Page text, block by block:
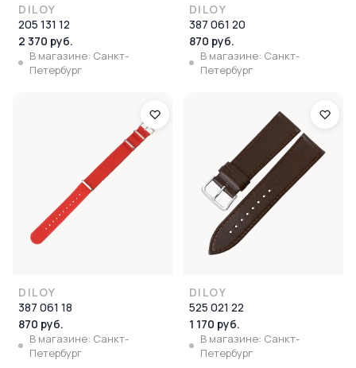
DILOY
205 131 12
2 370 руб.
В магазине: Санкт-
Петербург
DILOY
387 061 20
870 руб.
В магазине: Санкт-
Петербург
DILOY
387 061 18
870 руб.
В магазине: Санкт-
Петербург
DILOY
525 021 22
1 170 руб.
В магазине: Санкт-
Петербург